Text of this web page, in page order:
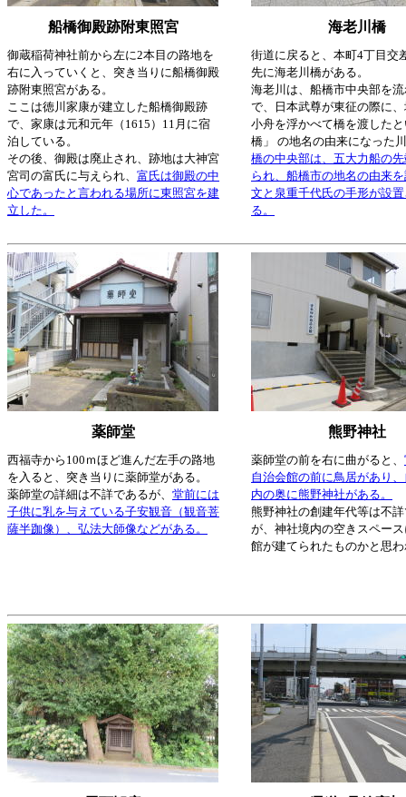
船橋御殿跡附東照宮 海老川橋
御蔵稲荷神社前から左に2本目の路地を
右に入っていくと、突き当りに船橋御殿
跡附東照宮がある。
ここは徳川家康が建立した船橋御殿跡
で、家康は元和元年（1615）11月に宿
泊している。
その後、御殿は廃止され、跡地は大神宮
宮司の富氏に与えられ、 富氏は御殿の中
心であったと言われる場所に東照宮を建
立した。
街道に戻ると、本町4丁目交
先に海老川橋がある。
海老川は、船橋市中央部を
で、日本武尊が東征の際に
小舟を浮かべて橋を渡した
橋」 の地名の由来になった
橋の中央部は、五大力船の
られ、船橋市の地名の由来
文と泉重千代氏の手形が設
る。
薬師堂 熊野神社
西福寺から100ｍほど進んだ左手の路地
を入ると、突き当りに薬師堂がある。
薬師堂の詳細は不詳であるが、 堂前には
子供に乳を与えている子安観音（観音菩
薩半跏像）、弘法大師像などがある。
薬師堂の前を右に曲がると、
自治会館の前に鳥居があり
内の奥に熊野神社がある。
熊野神社の創建年代等は不
が、神社境内の空きスペー
館が建てられたものかと思